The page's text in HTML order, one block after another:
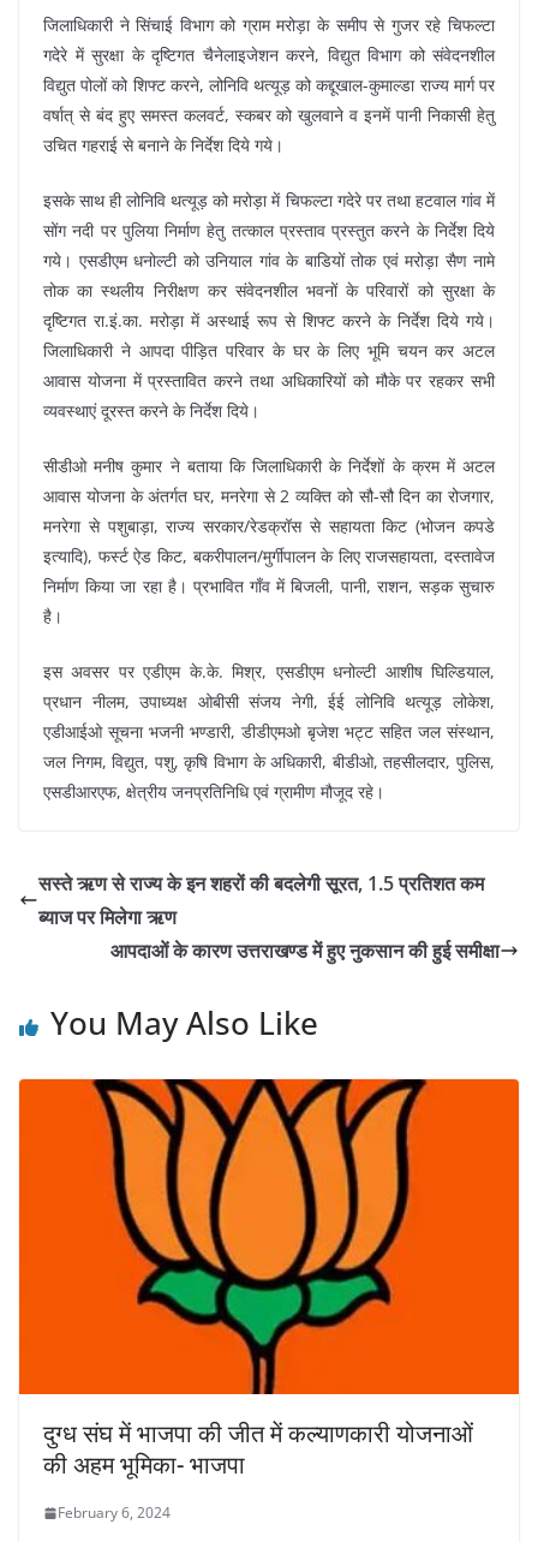
जिलाधिकारी ने सिंचाई विभाग को ग्राम मरोड़ा के समीप से गुजर रहे चिफल्टा
गदेरे में सुरक्षा के दृष्टिगत चैनेलाइजेशन करने, विद्युत विभाग को संवेदनशील
विद्युत पोलों को शिफ्ट करने, लोनिवि थत्यूड़ को कद्दूखाल-कुमाल्डा राज्य मार्ग पर
वर्षात् से बंद हुए समस्त कलवर्ट, स्कबर को खुलवाने व इनमें पानी निकासी हेतु
उचित गहराई से बनाने के निर्देश दिये गये।
इसके साथ ही लोनिवि थत्यूड़ को मरोड़ा में चिफल्टा गदेरे पर तथा हटवाल गांव में
सोंग नदी पर पुलिया निर्माण हेतु तत्काल प्रस्ताव प्रस्तुत करने के निर्देश दिये
गये। एसडीएम धनोल्टी को उनियाल गांव के बाडियों तोक एवं मरोड़ा सैण नामे
तोक का स्थलीय निरीक्षण कर संवेदनशील भवनों के परिवारों को सुरक्षा के
दृष्टिगत रा.इं.का. मरोड़ा में अस्थाई रूप से शिफ्ट करने के निर्देश दिये गये।
जिलाधिकारी ने आपदा पीड़ित परिवार के घर के लिए भूमि चयन कर अटल
आवास योजना में प्रस्तावित करने तथा अधिकारियों को मौके पर रहकर सभी
व्यवस्थाएं दूरस्त करने के निर्देश दिये।
सीडीओ मनीष कुमार ने बताया कि जिलाधिकारी के निर्देशों के क्रम में अटल
आवास योजना के अंतर्गत घर, मनरेगा से 2 व्यक्ति को सौ-सौ दिन का रोजगार,
मनरेगा से पशुबाड़ा, राज्य सरकार/रेडक्रॉस से सहायता किट (भोजन कपडे
इत्यादि), फर्स्ट ऐड किट, बकरीपालन/मुर्गीपालन के लिए राजसहायता, दस्तावेज
निर्माण किया जा रहा है। प्रभावित गाँव में बिजली, पानी, राशन, सड़क सुचारु
है।
इस अवसर पर एडीएम के.के. मिश्र, एसडीएम धनोल्टी आशीष घिल्डियाल,
प्रधान नीलम, उपाध्यक्ष ओबीसी संजय नेगी, ईई लोनिवि थत्यूड़ लोकेश,
एडीआईओ सूचना भजनी भण्डारी, डीडीएमओ बृजेश भट्ट सहित जल संस्थान,
जल निगम, विद्युत, पशु, कृषि विभाग के अधिकारी, बीडीओ, तहसीलदार, पुलिस,
एसडीआरएफ, क्षेत्रीय जनप्रतिनिधि एवं ग्रामीण मौजूद रहे।
सस्ते ऋण से राज्य के इन शहरों की बदलेगी सूरत, 1.5 प्रतिशत कम
ब्याज पर मिलेगा ऋण
आपदाओं के कारण उत्तराखण्ड में हुए नुकसान की हुई समीक्षा
You May Also Like
दुग्ध संघ में भाजपा की जीत में कल्याणकारी योजनाओं
की अहम भूमिका- भाजपा
February 6, 2024